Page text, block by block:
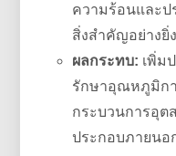
ความร้อนและป
สิ่งสำคัญอย่างยิ่
ผลกระทบ: เพิ่ม
รักษาอุณหภูมิก
กระบวนการอุต
ประกอบภายนอ